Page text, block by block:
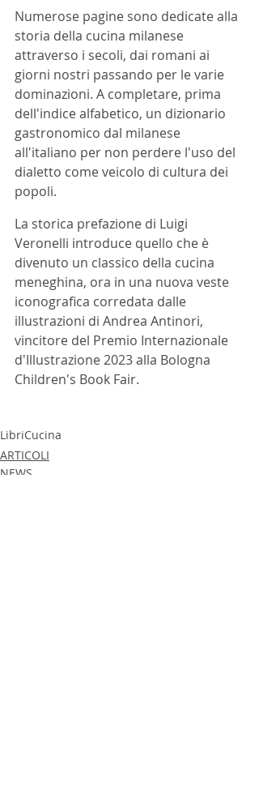
Numerose pagine sono dedicate alla
storia della cucina milanese
attraverso i secoli, dai romani ai
giorni nostri passando per le varie
dominazioni. A completare, prima
dell'indice alfabetico, un dizionario
gastronomico dal milanese
all'italiano per non perdere l'uso del
dialetto come veicolo di cultura dei
popoli.
La storica prefazione di Luigi
Veronelli introduce quello che è
divenuto un classico della cucina
meneghina, ora in una nuova veste
iconografica corredata dalle
illustrazioni di Andrea Antinori,
vincitore del Premio Internazionale
d'Illustrazione 2023 alla Bologna
Children's Book Fair.
LibriCucina
ARTICOLI
NEWS